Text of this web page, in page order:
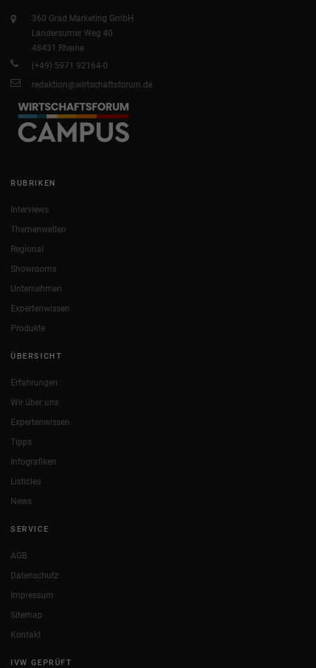
360 Grad Marketing GmbH
Landersumer Weg 40
48431 Rheine
(+49) 5971 92164-0
redaktion@wirtschaftsforum.de
RUBRIKEN
Interviews
Themenwelten
Regional
Showrooms
Unternehmen
Expertenwissen
Produkte
ÜBERSICHT
Erfahrungen
Wir über uns
Expertenwissen
Tipps
Infografiken
Listicles
News
SERVICE
AGB
Datenschutz
Impressum
Sitemap
Kontakt
IVW GEPRÜFT